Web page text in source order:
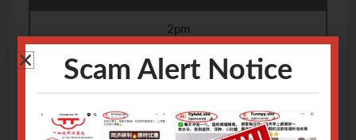
2pm
5pm
《常见皮肤病的诊疗》
Scam Alert Notice